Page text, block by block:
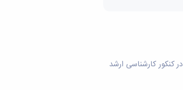
حسین بردبار دانشجوی رشته مهندسی عمران با کسب رتبه 2 و علی پیله ور دانشجوی رشته مهندسی صنایع با کسب رتبه 3 در کنکور کارشناسی ارشد